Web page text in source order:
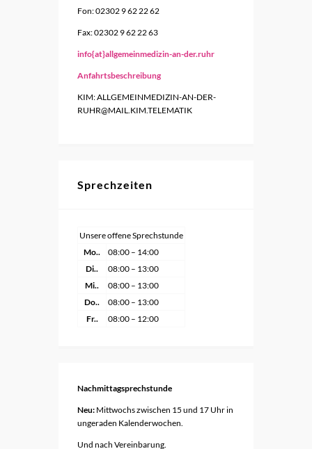
Fon: 02302 9 62 22 62
Fax: 02302 9 62 22 63
info{at}allgemeinmedizin-an-der.ruhr
Anfahrtsbeschreibung
KIM: ALLGEMEINMEDIZIN-AN-DER-
RUHR@MAIL.KIM.TELEMATIK
Sprechzeiten
Unsere offene Sprechstunde
Mo..
08:00 – 14:00
Di..
08:00 – 13:00
Mi..
08:00 – 13:00
Do..
08:00 – 13:00
Fr..
08:00 – 12:00
Nachmittagsprechstunde
Neu: Mittwochs zwischen 15 und 17 Uhr in
ungeraden Kalenderwochen.
Und nach Vereinbarung.